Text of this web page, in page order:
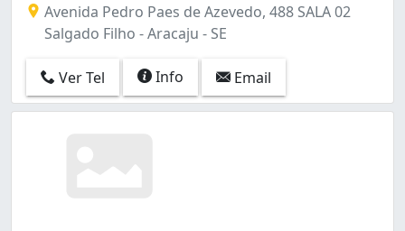
Avenida Pedro Paes de Azevedo, 488 SALA 02
Salgado Filho - Aracaju - SE
Ver Tel Info Email